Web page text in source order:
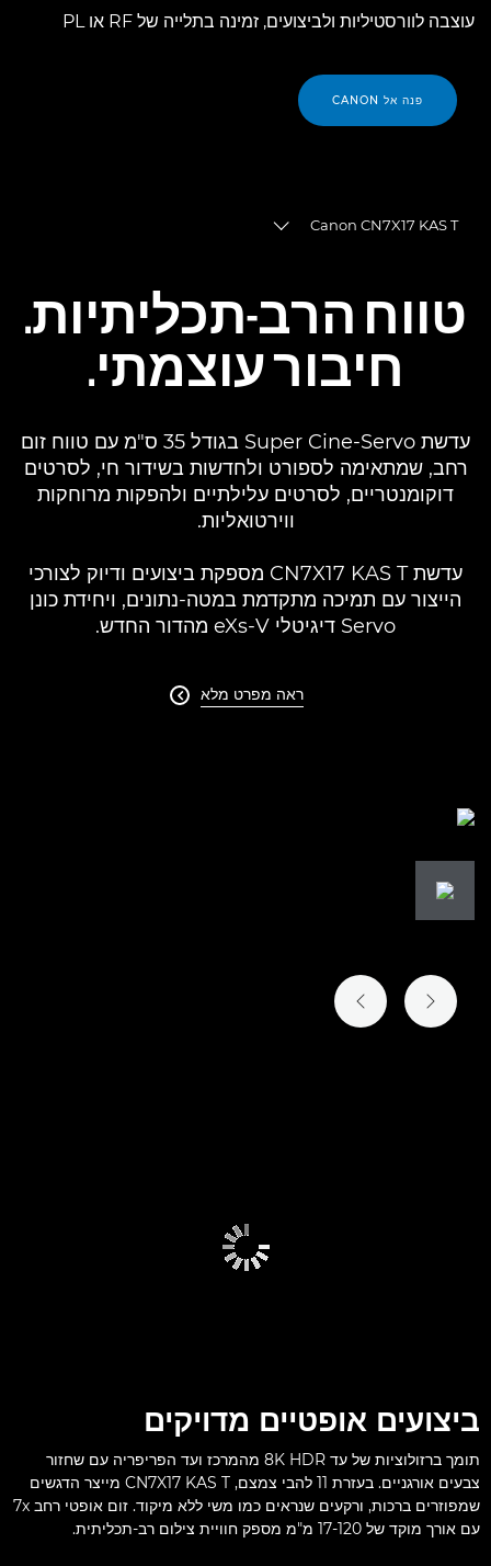
עוצבה לוורסטיליות ולביצועים, זמינה בתלייה של RF או PL
פנה אל CANON
Canon CN7X17 KAS T
Toggle breadcrumbs
מפרטים
טווח הרב-תכליתיות.
חיבור עוצמתי.
עדשת Super Cine-Servo בגודל 35 ס"מ עם טווח זום
רחב, שמתאימה לספורט ולחדשות בשידור חי, לסרטים
דוקומנטריים, לסרטים עלילתיים ולהפקות מרוחקות
ווירטואליות.
עדשת CN7X17 KAS T מספקת ביצועים ודיוק לצורכי
הייצור עם תמיכה מתקדמת במטה-נתונים, ויחידת כונן
Servo דיגיטלי eXs-V מהדור החדש.
ראה מפרט מלא 
ביצועים אופטיים מדויקים
תומך ברזולוציות של עד 8K HDR מהמרכז ועד הפריפריה עם שחזור
צבעים אורגניים. בעזרת 11 להבי צמצם, CN7X17 KAS T מייצר הדגשים
שמפוזרים ברכות, ורקעים שנראים כמו משי ללא מיקוד. זום אופטי רחב 7x
עם אורך מוקד של 17-120 מ"מ מספק חוויית צילום רב-תכליתית.